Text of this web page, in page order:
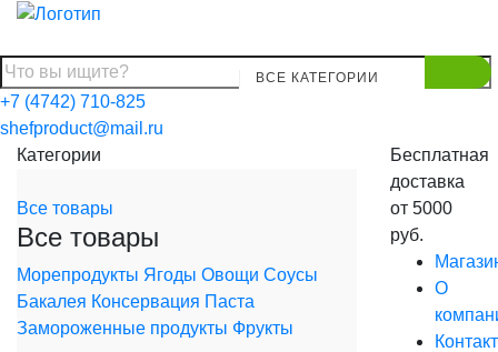
ВСЕ КАТЕГОРИИ
+7 (4742) 710-825
shefproduct@mail.ru
Категории
Все товары
Все товары
Морепродукты Ягоды Овощи Соусы
Бакалея Консервация Паста
Замороженные продукты Фрукты
Бесплатная
доставка
от 5000
руб.
О